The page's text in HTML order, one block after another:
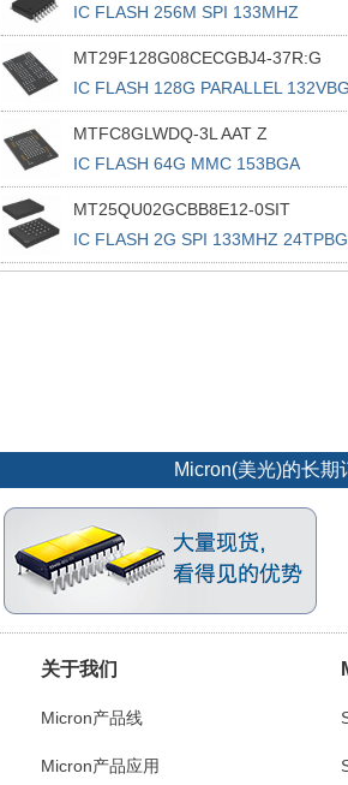
IC FLASH 256M SPI 133MHZ
16SOP2
MT29F128G08CECGBJ4-37R:G
IC FLASH 128G PARALLEL
MTFC8GLWDQ-3L AAT Z
IC FLASH 64G MMC 153BGA
MT25QU02GCBB8E12-0SIT
IC FLASH 2G SPI 133MHZ
Micron(美光)的长
关于我们
Micron产品线
Micron产品应用